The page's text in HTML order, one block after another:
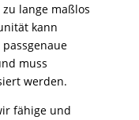
lange maßlos
kann
muss
werden.
fähige und